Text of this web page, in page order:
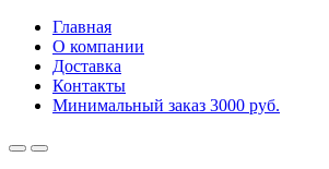
Главная
О компании
Доставка
Контакты
Минимальный заказ 3000 руб.